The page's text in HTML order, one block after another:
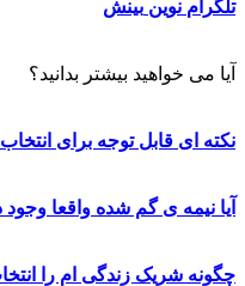
تلگرام نوین بینش
آیا می خواهید بیشتر بدانید؟
نکته ای قابل توجه برای
آیا نیمه ی گم شده واقعا وجود
چگونه شریک زندگی ام را